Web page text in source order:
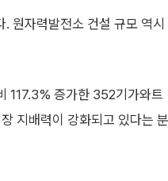
원자력발전소 건설 규모 역시
117.3% 증가한 352기가와트
지배력이 강화되고 있다는 분